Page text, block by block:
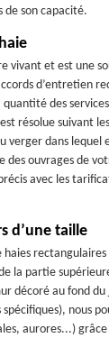
de son capacité.
vivant et est une
d’entretien
des
résolue suivant
verger dans lequel
des ouvrages de
avec les
d’une taille
rectangulaires
la partie
décoré au fond
nous
aurores...)